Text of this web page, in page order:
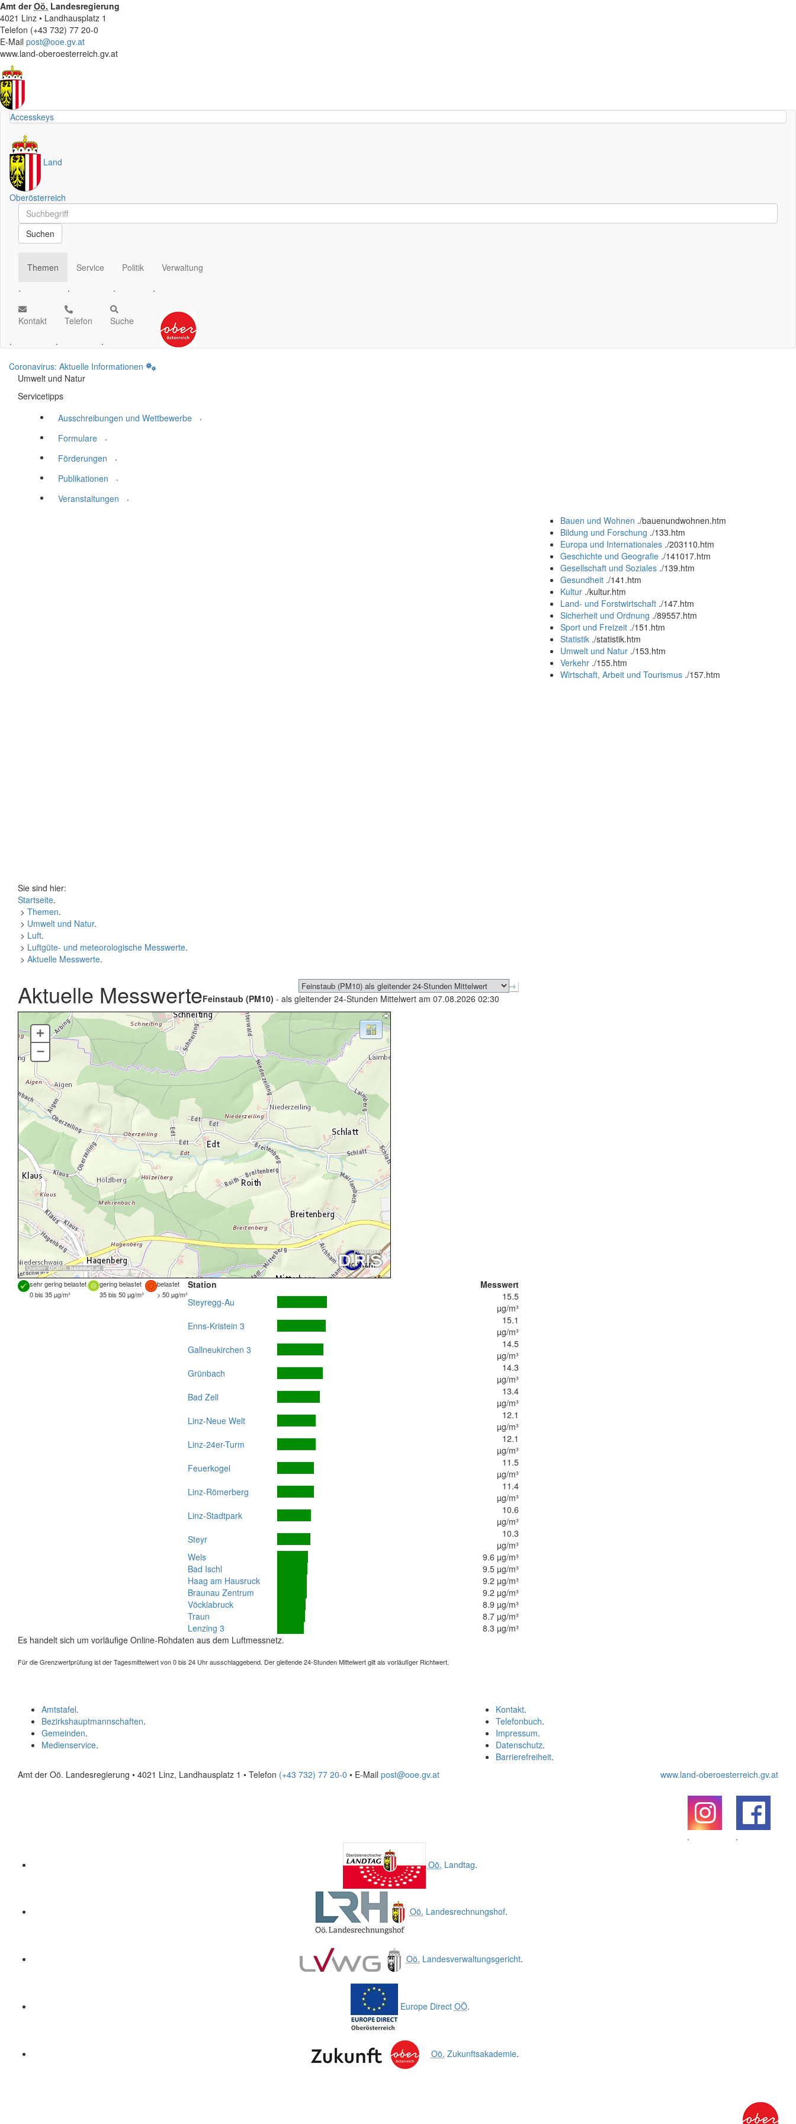
Amt derOö. Landesregierung
4021 Linz • Landhausplatz 1
Telefon (+43 732) 77 20-0
E-Mail post@ooe.gv.at
www.land-oberoesterreich.gv.at
Accesskeys
Land
Oberösterreich
Schnellsuche
Schnellsuche
Suchen
Themen
.
Service
.
Politik
.
Verwaltung
.
Kontakt
.
Telefon
.
Suche
.
Coronavirus: Aktuelle Informationen
Umwelt und Natur
Servicetipps
Ausschreibungen und Wettbewerbe
.
Formulare
.
Förderungen
.
Publikationen
.
Veranstaltungen
.
Bauen und Wohnen ./bauenundwohnen.htm
Bildung und Forschung ./133.htm
Europa und Internationales ./203110.htm
Geschichte und Geografie ./141017.htm
Gesellschaft und Soziales ./139.htm
Gesundheit ./141.htm
Kultur ./kultur.htm
Land- und Forstwirtschaft ./147.htm
Sicherheit und Ordnung ./89557.htm
Sport und Freizeit ./151.htm
Statistik ./statistik.htm
Umwelt und Natur ./153.htm
Verkehr ./155.htm
Wirtschaft, Arbeit und Tourismus ./157.htm
Sie sind hier:
Startseite.
> Themen.
> Umwelt und Natur.
> Luft.
> Luftgüte- und meteorologische Messwerte.
> Aktuelle Messwerte.
Aktuelle MesswerteFeinstaub (PM10) - als gleitender 24-Stunden Mittelwert am 07.08.2026 02:30
Quellen: DORIS,basemap.at
+
–
sehr gering belastet gering belastet
belastet
0 bis 35 µg/m³
35 bis 50 µg/m³ > 50 µg/m³
Station
Messwert
Steyregg-Au
15.5
µg/m³
Enns-Kristein 3
15.1
µg/m³
Gallneukirchen 3
14.5
µg/m³
Grünbach
14.3
µg/m³
Bad Zell
13.4
µg/m³
Linz-Neue Welt
12.1
µg/m³
Linz-24er-Turm
12.1
µg/m³
Feuerkogel
11.5
µg/m³
Linz-Römerberg
11.4
µg/m³
Linz-Stadtpark
10.6
µg/m³
Steyr
10.3
µg/m³
Wels
9.6 µg/m³
Bad Ischl
9.5 µg/m³
Haag am Hausruck
9.2 µg/m³
Braunau Zentrum
9.2 µg/m³
Vöcklabruck
8.9 µg/m³
Traun
8.7 µg/m³
Lenzing 3
8.3 µg/m³
Es handelt sich um vorläufige Online-Rohdaten aus dem Luftmessnetz.
Für die Grenzwertprüfung ist der Tagesmittelwert von 0 bis 24 Uhr ausschlaggebend. Der gleitende 24-Stunden Mittelwert gilt als vorläufiger Richtwert.
Kontakt.
Telefonbuch.
Impressum.
Datenschutz.
Barrierefreiheit.
Amtstafel.
Bezirkshauptmannschaften.
Gemeinden.
Medienservice.
Amt der Oö. Landesregierung • 4021 Linz, Landhausplatz 1 • Telefon (+43 732) 77 20-0 • E-Mail post@ooe.gv.at www.land-oberoesterreich.gv.at
.
.
Oö. Landtag.
Oö. Landesrechnungshof.
Oö. Landesverwaltungsgericht.
Europe Direct OÖ.
Oö. Zukunftsakademie.